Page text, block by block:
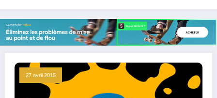
27 avril 2015